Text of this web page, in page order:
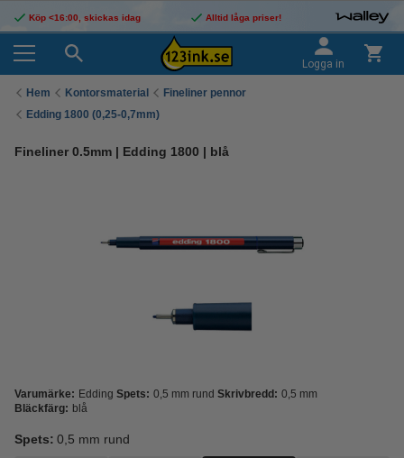
Köp <16:00, skickas idag Alltid låga priser!
Logga in
Hem Kontorsmaterial
Fineliner pennor
Edding 1800 (0,25-0,7mm)
Fineliner 0.5mm | Edding 1800 | blå
Varumärke: Edding Spets: 0,5 mm rund Skrivbredd: 0,5 mm
Bläckfärg: blå
Spets: 0,5 mm rund